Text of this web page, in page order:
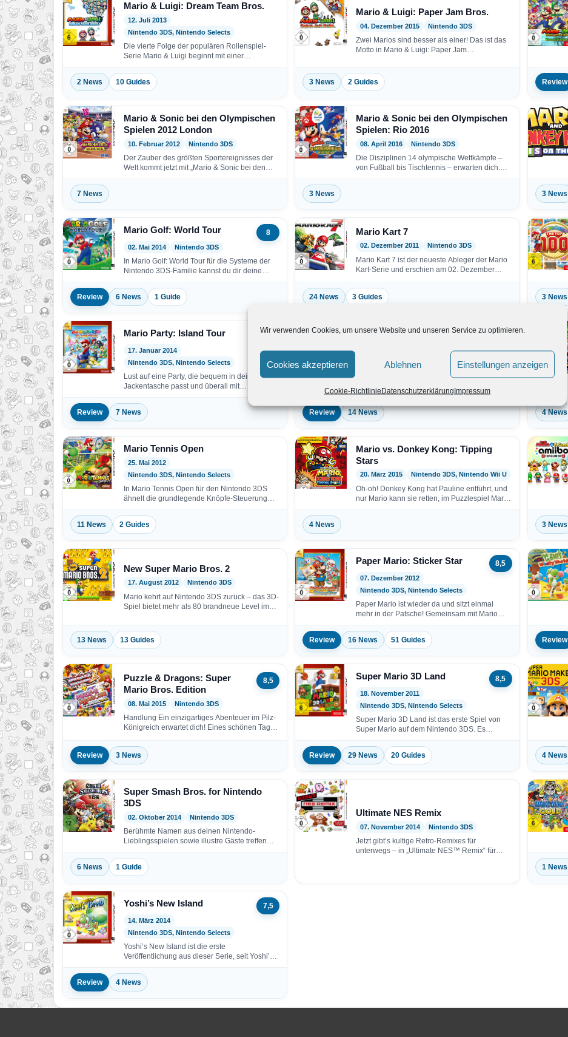
Wir verwenden Cookies, um unsere Website und unseren Service zu optimieren.
Cookies akzeptieren Ablehnen Einstellungen anzeigen
Cookie-RichtlinieDatenschutzerklärungImpressum
Mario & Luigi: Dream Team Bros.
12. Juli 2013
Nintendo 3DS, Nintendo Selects
Die vierte Folge der populären Rollenspiel-
Serie Mario & Luigi beginnt mit einer
2 News
10 Guides
Mario & Luigi: Paper Jam Bros.
04. Dezember 2015 Nintendo 3DS
Zwei Marios sind besser als einer! Das ist das
Motto in Mario & Luigi: Paper Jam…
3 News 2 Guides
Review
Mario & Sonic bei den Olympischen
Spielen 2012 London
10. Februar 2012 Nintendo 3DS
Der Zauber des größten Sportereignisses der
Welt kommt jetzt mit „Mario & Sonic bei den
7 News
Mario & Sonic bei den Olympischen
Spielen: Rio 2016
08. April 2016 Nintendo 3DS
Die Disziplinen 14 olympische Wettkämpfe –
von Fußball bis Tischtennis – erwarten dich.
3 News
3 News
Mario Golf: World Tour 8
02. Mai 2014 Nintendo 3DS
In Mario Golf: World Tour für die Systeme der
Nintendo 3DS-Familie kannst du dir deine
Review
6 News 1 Guide
Mario Kart 7
02. Dezember 2011 Nintendo 3DS
Mario Kart 7 ist der neueste Ableger der Mario
Kart-Serie und erschien am 02. Dezember
24 News 3 Guides 3 News
Mario Party: Island Tour
17. Januar 2014
Nintendo 3DS, Nintendo Selects
Lust auf eine Party, die bequem in deine
Jackentasche passt und überall mit
Review
7 News
Nintendo 3DS
Mario Party mal viel flotter: Diesmal ziehen alle
gleichzeitig! Schließe dich mit Mario, Peach,
Donkey Kong…
Review 14 News 4 News
Mario Tennis Open
25. Mai 2012
Nintendo 3DS, Nintendo Selects
In Mario Tennis Open für den Nintendo 3DS
ähnelt die grundlegende Knöpfe-Steuerung
11 News
2 Guides
Mario vs. Donkey Kong: Tipping
Stars
20. März 2015 Nintendo 3DS, Nintendo Wii U
Oh-oh! Donkey Kong hat Pauline entführt, und
nur Mario kann sie retten, im Puzzlespiel Mario
4 News
3 News
New Super Mario Bros. 2
17. August 2012 Nintendo 3DS
Mario kehrt auf Nintendo 3DS zurück – das 3D-
Spiel bietet mehr als 80 brandneue Level im…
13 News 13 Guides
Paper Mario: Sticker Star 8,5
07. Dezember 2012
Nintendo 3DS, Nintendo Selects
Paper Mario ist wieder da und sitzt einmal
mehr in der Patsche! Gemeinsam mit Mario
Review
16 News 51 Guides Review
Puzzle & Dragons: Super
Mario Bros. Edition
8,5
08. Mai 2015 Nintendo 3DS
Handlung Ein einzigartiges Abenteuer im Pilz-
Königreich erwartet dich! Eines schönen Tages
Review 3 News
Super Mario 3D Land 8,5
18. November 2011
Nintendo 3DS, Nintendo Selects
Super Mario 3D Land ist das erste Spiel von
Super Mario auf dem Nintendo 3DS. Es…
Review 29 News 20 Guides 4 News
Super Smash Bros. for Nintendo
3DS
02. Oktober 2014 Nintendo 3DS
Berühmte Namen aus deinen Nintendo-
Lieblingsspielen sowie illustre Gäste treffen
spektakulärer…
6 News 1 Guide
Ultimate NES Remix
07. November 2014 Nintendo 3DS
Jetzt gibt’s kultige Retro-Remixes für
unterwegs – in „Ultimate NES™ Remix“ für
1 News
Yoshi’s New Island 7,5
14. März 2014
Nintendo 3DS, Nintendo Selects
Yoshi’s New Island ist die erste
Veröffentlichung aus dieser Serie, seit Yoshi’s
Review
4 News